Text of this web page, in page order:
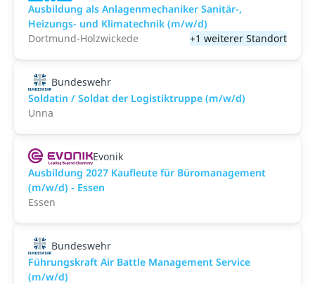
Ausbildung als Anlagenmechaniker Sanitär-,
Heizungs- und Klimatechnik (m/w/d)
Dortmund-Holzwickede
+1 weiterer Standort
Bundeswehr
Soldatin / Soldat der Logistik­truppe (m/w/d)
Unna
Evonik
Ausbildung 2027 Kaufleute für Büromanagement
(m/w/d) - Essen
Essen
Bundeswehr
Führungskraft Air Battle Management Service
(m/w/d)